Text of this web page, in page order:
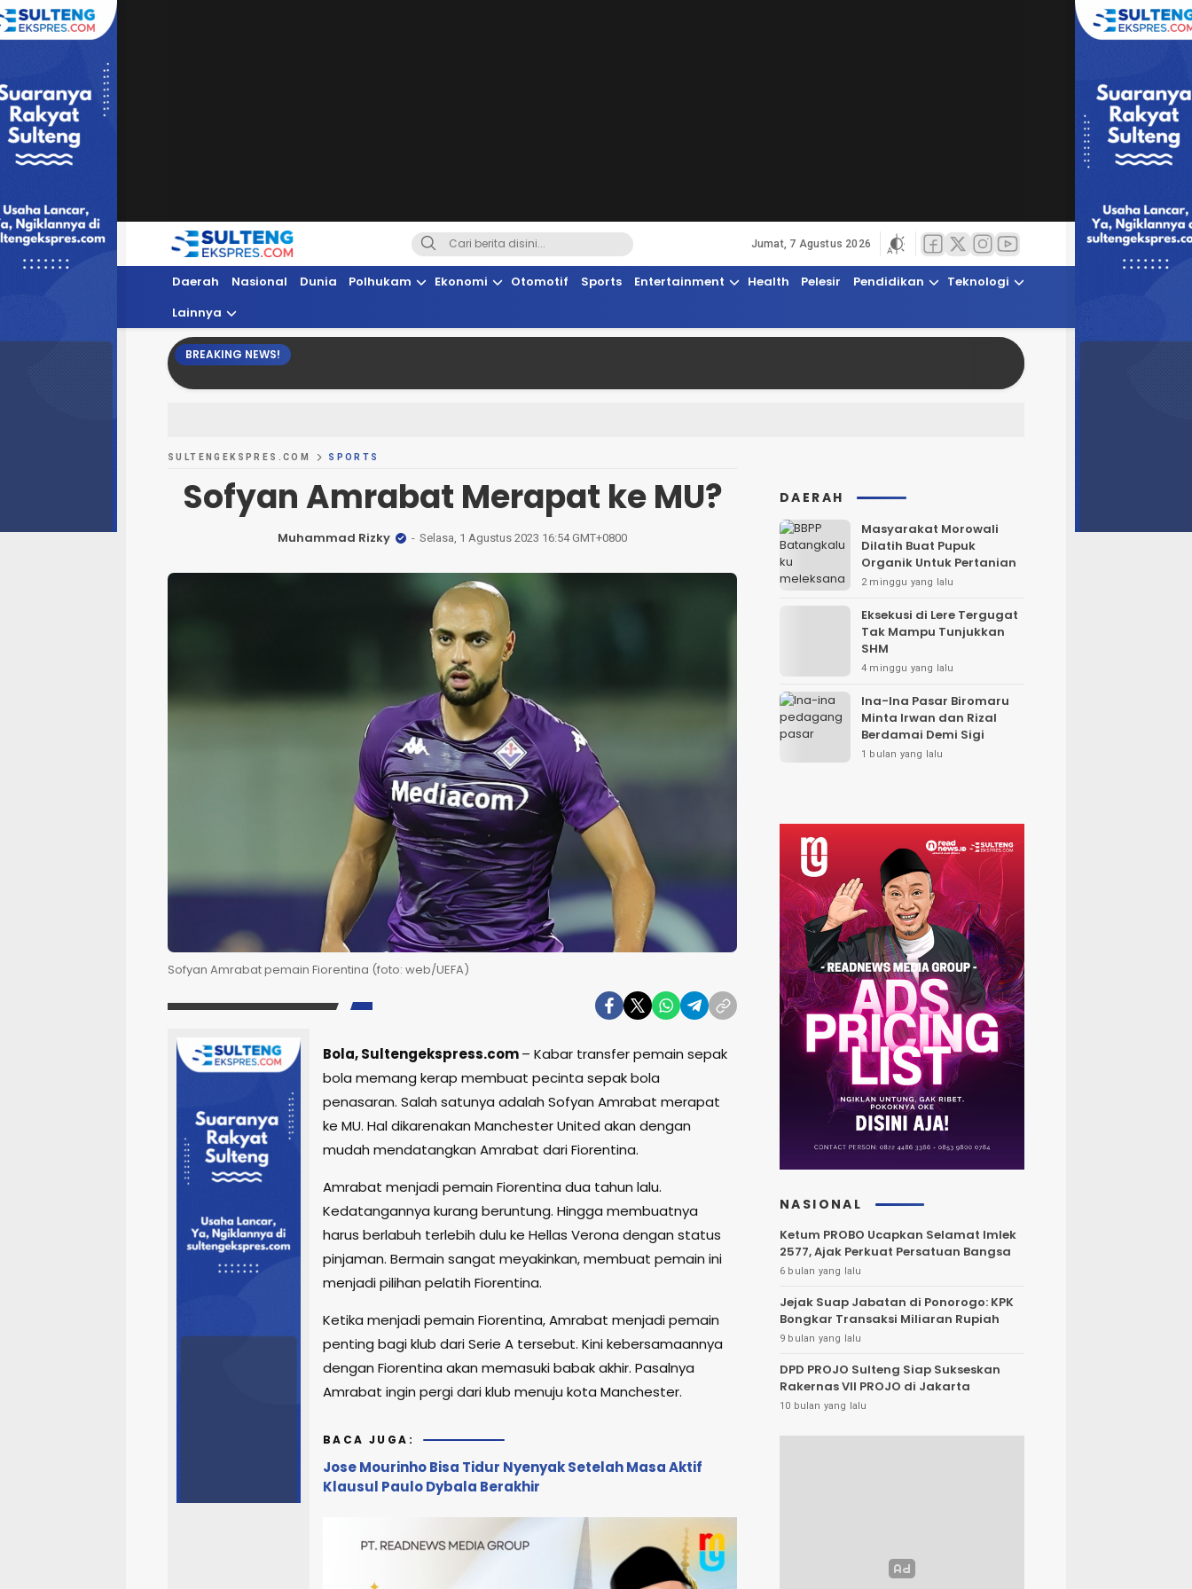
Sultengekspres.com
Berita Seputar Sulteng Hari Ini, Update Terkini, Suaranya Rakyat Sulteng
Jumat, 7 Agustus 2026
Daerah Nasional Dunia Polhukam Ekonomi Otomotif Sports Entertainment Health Pelesir Pendidikan
Teknologi
Lainnya
BREAKING NEWS!
SULTENGEKSPRES.COM SPORTS
Sofyan Amrabat Merapat ke MU?
Muhammad Rizky Selasa, 1 Agustus 2023 16:54 GMT+0800
Sofyan Amrabat pemain Fiorentina (foto: web/UEFA)
Bola, Sultengekspress.com– Kabar transfer pemain sepak
bola memang kerap membuat pecinta sepak bola
penasaran. Salah satunya adalah Sofyan Amrabat merapat
ke MU. Hal dikarenakan Manchester United akan dengan
mudah mendatangkan Amrabat dari Fiorentina.
Amrabat menjadi pemain Fiorentina dua tahun lalu.
Kedatangannya kurang beruntung. Hingga membuatnya
harus berlabuh terlebih dulu ke Hellas Verona dengan status
pinjaman. Bermain sangat meyakinkan, membuat pemain ini
menjadi pilihan pelatih Fiorentina.
Ketika menjadi pemain Fiorentina, Amrabat menjadi pemain
penting bagi klub dari Serie A tersebut. Kini kebersamaannya
dengan Fiorentina akan memasuki babak akhir. Pasalnya
Amrabat ingin pergi dari klub menuju kota Manchester.
BACA JUGA:
Jose Mourinho Bisa Tidur Nyenyak Setelah Masa Aktif
Klausul Paulo Dybala Berakhir
DAERAH
Masyarakat Morowali
Dilatih Buat Pupuk
Organik Untuk Pertanian
2 minggu yang lalu
Eksekusi di Lere Tergugat
Tak Mampu Tunjukkan
SHM
4 minggu yang lalu
Ina-Ina Pasar Biromaru
Minta Irwan dan Rizal
Berdamai Demi Sigi
1 bulan yang lalu
NASIONAL
Ketum PROBO Ucapkan Selamat Imlek
2577, Ajak Perkuat Persatuan Bangsa
6 bulan yang lalu
Jejak Suap Jabatan di Ponorogo: KPK
Bongkar Transaksi Miliaran Rupiah
9 bulan yang lalu
DPD PROJO Sulteng Siap Sukseskan
Rakernas VII PROJO di Jakarta
10 bulan yang lalu